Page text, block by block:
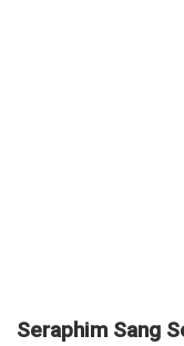
Seraphim Sang